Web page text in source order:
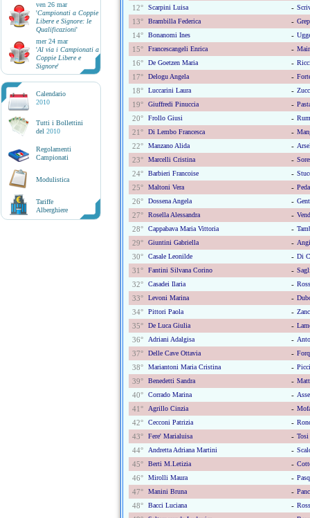
ven 26 mar
'Campionati a Coppie
Libere e Signore: le
Qualificazioni'
mer 24 mar
'Al via i Campionati a
Coppie Libere e
Signore'
Calendario
2010
Tutti i Bollettini
del 2010
Regolamenti
Campionati
Modulistica
Tariffe
Alberghiere
12° Scarpini Luisa -
13° Brambilla Federica -
14° Bonanomi Ines -
15° Francescangeli Enrica -
16° De Goetzen Maria -
17° Delogu Angela -
18° Luccarini Laura -
19° Giuffredi Pinuccia -
20° Frollo Giusi -
21° Di Lembo Francesca -
22° Manzano Alida -
23° Marcelli Cristina -
24° Barbieri Francoise -
25° Maltoni Vera -
26° Dossena Angela -
27° Rosella Alessandra -
28° Cappabava Maria Vittoria -
29° Giuntini Gabriella -
30° Casale Leonilde - Di
31° Fantini Silvana Corino -
32° Casadei Ilaria -
33° Levoni Marina -
34° Pittori Paola -
35° De Luca Giulia -
36° Adriani Adalgisa -
37° Delle Cave Ottavia -
38° Mariantoni Maria Cristina -
39° Benedetti Sandra -
40° Corrado Marina -
41° Agrillo Cinzia -
42° Cecconi Patrizia -
43° Fere' Marialuisa - Tosi
44° Andretta Adriana Martini -
45° Berti M.letizia -
46° Mirolli Maura -
47° Manini Bruna -
48° Bacci Luciana -